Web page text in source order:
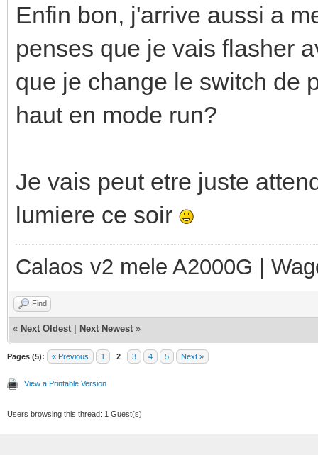
Enfin bon, j'arrive aussi a
penses que je vais flasher
que je change le switch de
haut en mode run?
Je vais peut etre juste
lumiere ce soir
Calaos v2 mele A2000G |
Find
« Next Oldest Next Newest »
Pages (5): « Previous 1 2 3 4 5 Next »
View a Printable Version
Users browsing this thread: 1 Guest(s)